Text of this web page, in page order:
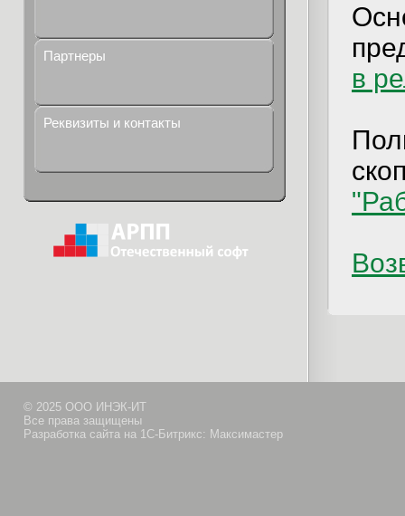
Партнеры
Реквизиты и контакты
в
© 2025 ООО ИНЭК-ИТ
Все права защищены
Разработка сайта на 1С-Битрикс: Максимастер